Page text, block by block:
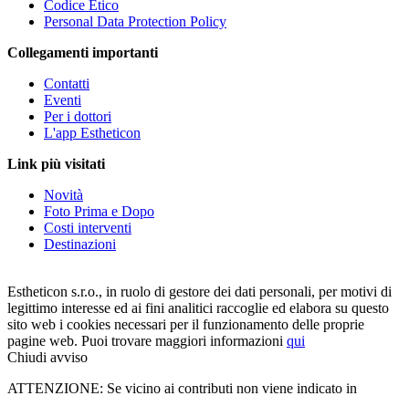
Codice Etico
Personal Data Protection Policy
Collegamenti importanti
Contatti
Eventi
Per i dottori
L'app Estheticon
Link più visitati
Novità
Foto Prima e Dopo
Costi interventi
Destinazioni
Estheticon s.r.o., in ruolo di gestore dei dati personali, per motivi di
legittimo interesse ed ai fini analitici raccoglie ed elabora su questo
sito web i cookies necessari per il funzionamento delle proprie
pagine web. Puoi trovare maggiori informazioni qui
Chiudi avviso
ATTENZIONE: Se vicino ai contributi non viene indicato in